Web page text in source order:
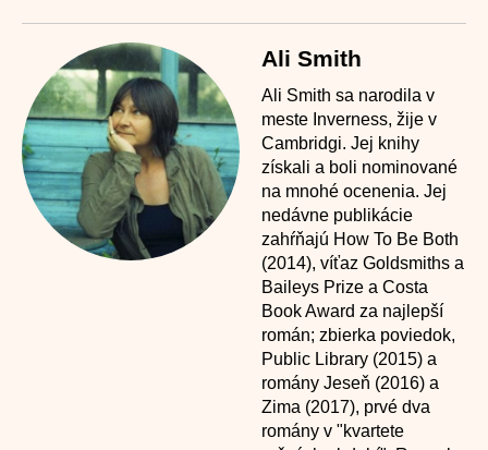
Ali Smith
Ali Smith sa narodila v
meste Inverness, žije v
Cambridgi. Jej knihy
získali a boli nominované
na mnohé ocenenia. Jej
nedávne publikácie
zahŕňajú How To Be Both
(2014), víťaz Goldsmiths a
Baileys Prize a Costa
Book Award za najlepší
román; zbierka poviedok,
Public Library (2015) a
romány Jeseň (2016) a
Zima (2017), prvé dva
romány v "kvartete